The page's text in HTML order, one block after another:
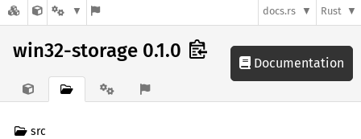
docs.rs Rust
win32-storage 0.1.0
Documentation
src